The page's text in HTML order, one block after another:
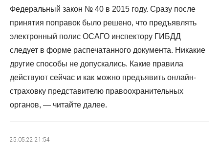
Федеральный закон № 40 в 2015 году. Сразу после
принятия поправок было решено, что предъявлять
электронный полис ОСАГО инспектору ГИБДД
следует в форме распечатанного документа. Никакие
другие способы не допускались. Какие правила
действуют сейчас и как можно предъявить онлайн-
страховку представителю правоохранительных
органов, — читайте далее.
25.05.22 21:54